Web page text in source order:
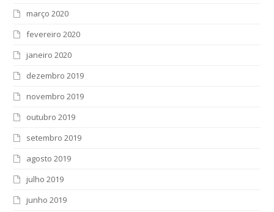
março 2020
fevereiro 2020
janeiro 2020
dezembro 2019
novembro 2019
outubro 2019
setembro 2019
agosto 2019
julho 2019
junho 2019